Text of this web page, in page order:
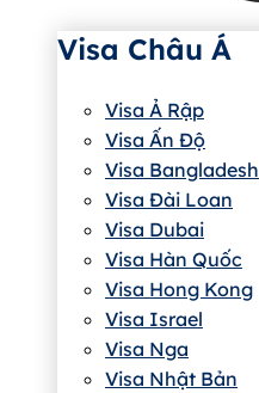
Visa Châu Á
Visa Ả Rập
Visa Ấn Độ
Visa Bangladesh
Visa Đài Loan
Visa Dubai
Visa Hàn Quốc
Visa Hong Kong
Visa Israel
Visa Nga
Visa Nhật Bản